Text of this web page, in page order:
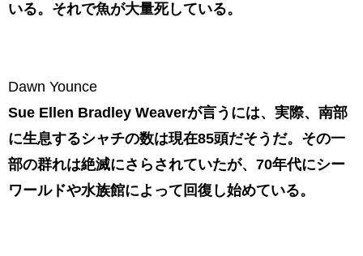
いる。それで魚が大量死している。
Dawn Younce
Sue Ellen Bradley Weaverが言うには、実際、南部
に生息するシャチの数は現在85頭だそうだ。その一
部の群れは絶滅にさらされていたが、70年代にシー
ワールドや水族館によって回復し始めている。